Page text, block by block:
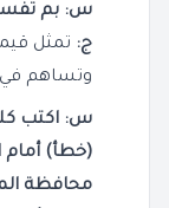
س: بم تفسر؟
ج: تمثل
وتساهم
س: اكتب
(خطأ) أمام
محافظة